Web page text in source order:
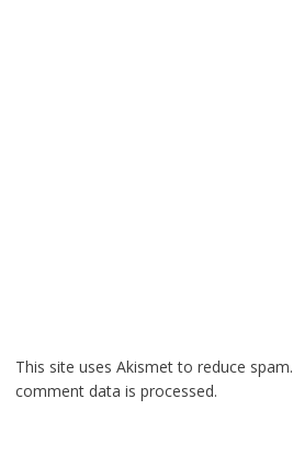
This site uses Akismet to reduce spam.
comment data is processed.